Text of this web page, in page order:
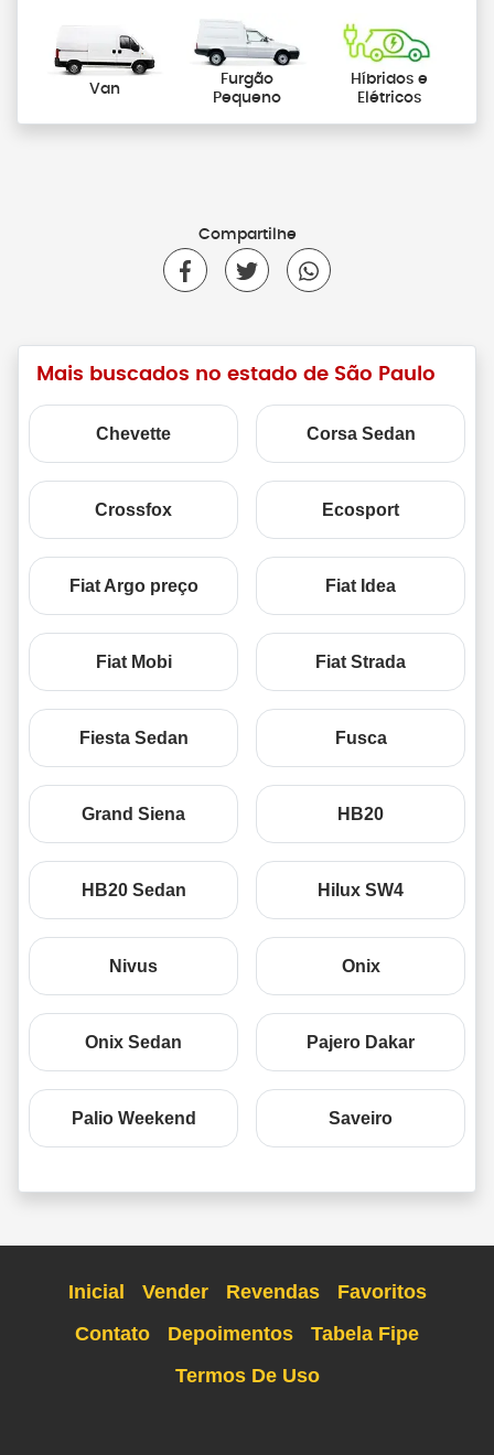
Van
Furgão
Pequeno
Híbridos e
Elétricos
Compartilhe
Mais buscados no estado de São Paulo
Chevette Corsa Sedan
Crossfox Ecosport
Fiat Argo preço Fiat Idea
Fiat Mobi Fiat Strada
Fiesta Sedan Fusca
Grand Siena HB20
HB20 Sedan Hilux SW4
Nivus Onix
Onix Sedan Pajero Dakar
Palio Weekend Saveiro
Inicial Vender Revendas
Favoritos
Contato
Depoimentos
Tabela Fipe
Termos De Uso